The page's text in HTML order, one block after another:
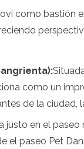
como bastión
como un
de la ciudad,
justo en el
el paseo Pet